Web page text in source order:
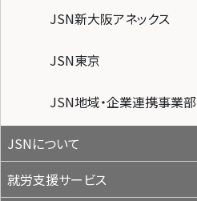
JSN新大阪アネックス
JSN東京
JSN地域・企業連携事業部
JSNについて
就労支援サービス